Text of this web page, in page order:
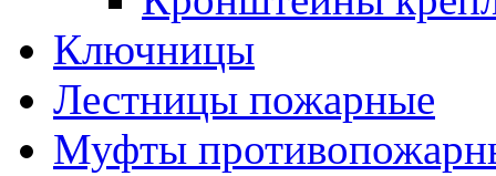
Ключницы
Лестницы пожарные
Муфты